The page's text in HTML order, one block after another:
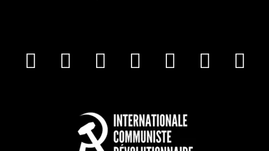
facebookInstagram
Youtube
Tik Tok